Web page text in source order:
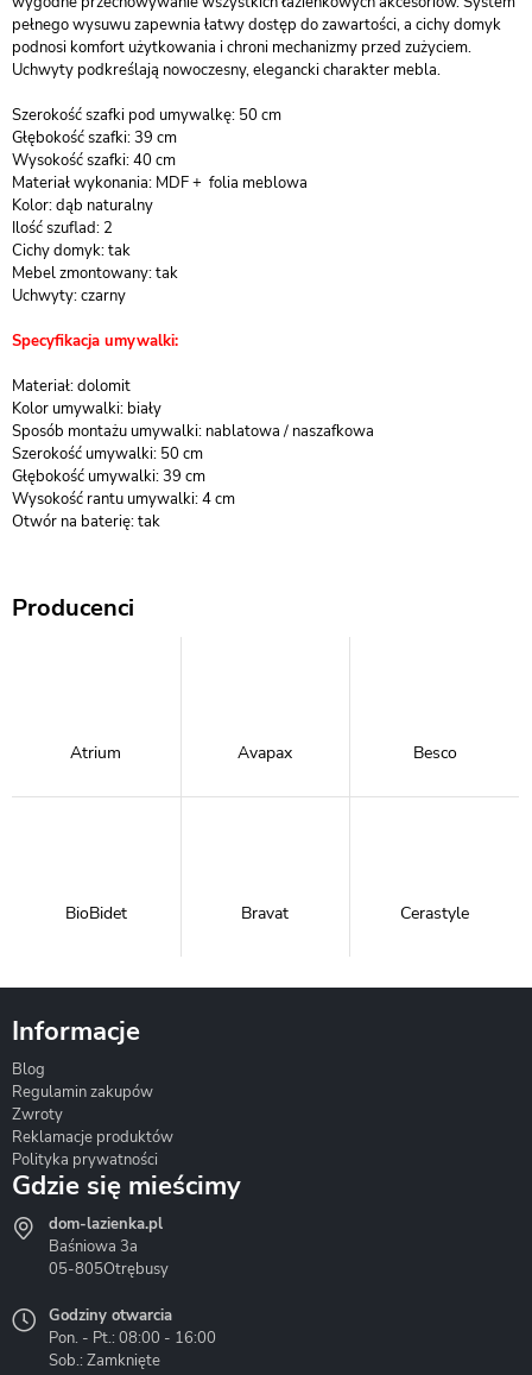
pełnego wysuwu zapewnia łatwy dostęp do zawartości, a cichy domyk
podnosi komfort użytkowania i chroni mechanizmy przed zużyciem.
Uchwyty podkreślają nowoczesny, elegancki charakter mebla.
Szerokość szafki pod umywalkę: 50 cm
Głębokość szafki: 39 cm
Wysokość szafki: 40 cm
Materiał wykonania: MDF + folia meblowa
Kolor: dąb naturalny
Ilość szuflad: 2
Cichy domyk: tak
Mebel zmontowany: tak
Uchwyty: czarny
Specyfikacja umywalki:
Materiał: dolomit
Kolor umywalki: biały
Sposób montażu umywalki: nablatowa / naszafkowa
Szerokość umywalki: 50 cm
Głębokość umywalki: 39 cm
Wysokość rantu umywalki: 4 cm
Otwór na baterię: tak
Producenci
Atrium Avapax Besco
BioBidet Bravat Cerastyle
Hydrostop
Informacje
Blog
Regulamin zakupów
Zwroty
Reklamacje produktów
Polityka prywatności
Gdzie się mieścimy
dom-lazienka.pl
Baśniowa 3a
05-805Otrębusy
Godziny otwarcia
Pon. - Pt.: 08:00 - 16:00
Sob.: Zamknięte